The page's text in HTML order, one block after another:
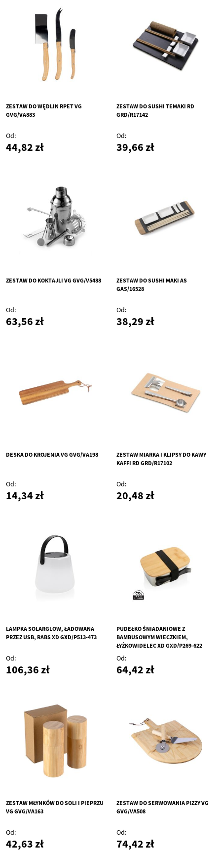
ZESTAW DO WĘDLIN RPET VG
GVG/VA883
Od
44,82 zł
ZESTAW DO SUSHI TEMAKI RD
GRD/R17142
Od
39,66 zł
ZESTAW DO KOKTAJLI VG GVG/V5488
Od
63,56 zł
ZESTAW DO SUSHI MAKI AS
GAS/16528
Od
38,29 zł
DESKA DO KROJENIA VG GVG/VA198
Od
14,34 zł
ZESTAW MIARKA I KLIPSY DO KAWY
KAFFI RD GRD/R17102
Od
20,48 zł
LAMPKA SOLARGLOW, ŁADOWANA
PRZEZ USB, RABS XD GXD/P513-473
Od
106,36 zł
PUDEŁKO ŚNIADANIOWE Z
BAMBUSOWYM WIECZKIEM,
ŁYŻKOWIDELEC XD GXD/P269-622
Od
64,42 zł
ZESTAW MŁYNKÓW DO SOLI I PIEPRZU
VG GVG/VA163
Od
42,63 zł
ZESTAW DO SERWOWANIA PIZZY VG
GVG/VA508
Od
74,42 zł